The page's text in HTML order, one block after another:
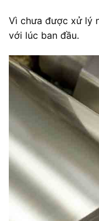
Vì chưa được xử lý
với lúc ban đầu.